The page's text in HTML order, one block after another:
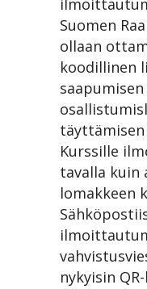
Suomen
ollaan
koodillinen
täyttämisen
Kurssille
tavalla kuin
lomakkeen
nykyisin